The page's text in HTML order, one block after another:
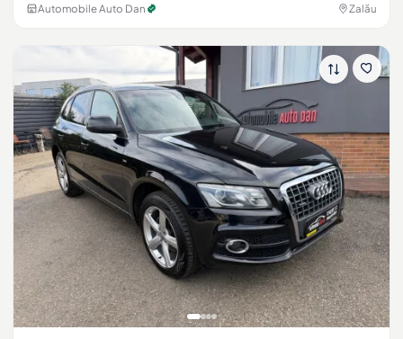
Automobile Auto Dan Zalău